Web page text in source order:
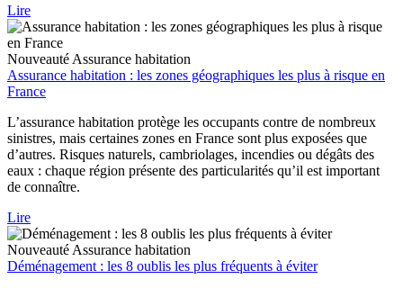
Lire
Nouveauté Assurance habitation
Assurance habitation : les zones géographiques les plus à risque en
France
L’assurance habitation protège les occupants contre de nombreux
sinistres, mais certaines zones en France sont plus exposées que
d’autres. Risques naturels, cambriolages, incendies ou dégâts des
eaux : chaque région présente des particularités qu’il est important
de connaître.
Lire
Nouveauté Assurance habitation
Déménagement : les 8 oublis les plus fréquents à éviter